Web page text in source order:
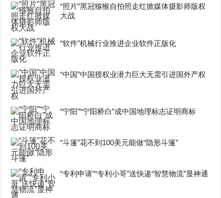
“照片”黑冠猕猴自拍照走红掀媒体摄影师版权
大战
“软件”机械行业推进企业软件正版化
“中国”中国授权业潜力巨大无需引进国外产权
“宁阳”“宁阳桥白”成中国地理标志证明商标
“斗篷”花不到100美元能做“隐形斗篷”
“专利申请”“专利小哥”送快递“智慧物流”显神通